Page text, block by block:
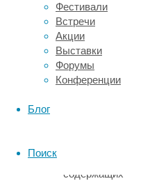
Фестивали
Встречи
Акции
Выставки
Форумы
Конференции
Блог
Поиск
его
исследование
сосредоточено
на
изучении
механизмов,
содержащих